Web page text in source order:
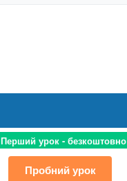
Перший урок - безкоштовно
Пробний урок